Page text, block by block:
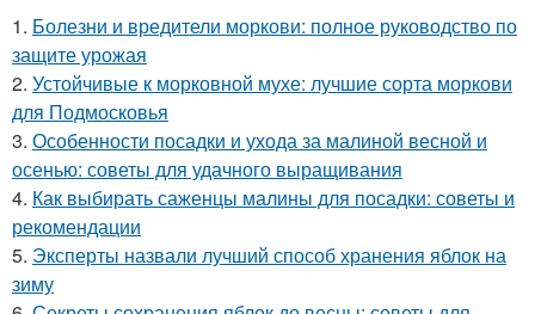
1. Болезни и вредители моркови: полное руководство по
защите урожая
2. Устойчивые к морковной мухе: лучшие сорта моркови
для Подмосковья
3. Особенности посадки и ухода за малиной весной и
осенью: советы для удачного выращивания
4. Как выбирать саженцы малины для посадки: советы и
рекомендации
5. Эксперты назвали лучший способ хранения яблок на
зиму